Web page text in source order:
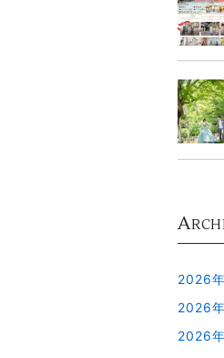
A
2026
2026
2026